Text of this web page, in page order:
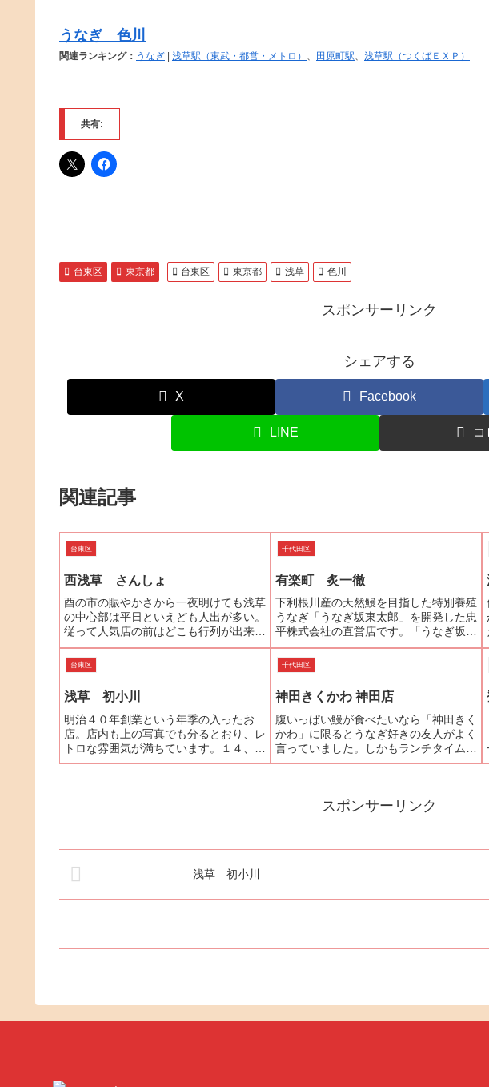
うなぎ 色川
関連ランキング： うなぎ | 浅草駅（東武・都営・メトロ） 田原町駅 浅草駅（つくばＥＸＰ）
共有:
台東区 東京都 台東区 東京都 浅草 色川
スポンサーリンク
シェアする
X Facebook
LINE コ
関連記事
台東区
西浅草 さんしょ
酉の市の賑やかさから一夜明けても浅草
の中心部は平日といえども人出が多い。
従って人気店の前はどこも行列が出来て
いるか、予約で満席なのである。浅草と
いっても国際通りを渡った西浅草は浅草
寺側の喧騒が嘘のように静かな下町の風
が吹いている。国際通りの...
千代田区
有楽町 炙一徹
下利根川産の天然鰻を目指した特別養殖
うなぎ「うなぎ坂東太郎」を開発した忠
平株式会社の直営店です。「うなぎ坂東
太郎」やこのお店のことを小学館ビッグ
コミックに連載中の「築地魚河岸三代
目」の１０巻・希望のウナギで知った方
も多いのではないでしょうか...
台東区
浅草 初小川
明治４０年創業という年季の入ったお
店。店内も上の写真でも分るとおり、レ
トロな雰囲気が満ちています。１４、５
人も入ればいっぱいになってしまう文字
千代田区
神田きくかわ 神田店
腹いっぱい鰻が食べたいなら「神田きく
かわ」に限るとうなぎ好きの友人がよく
言っていました。しかもランチタイムと
ディナータイムの間の中休みが無いので
休みに入っている15時ご...
スポンサーリンク
浅草 初小川